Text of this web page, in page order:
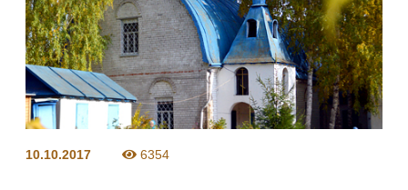
10.10.2017 6354